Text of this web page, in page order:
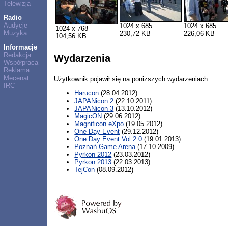
Telewizja
Radio
Audycje
Muzyka
Informacje
Redakcja
Współpraca
Reklama
Mecenat
IRC
1024 x 768
104,56 KB
1024 x 685
230,72 KB
1024 x 685
226,06 KB
Wydarzenia
Użytkownik pojawił się na poniższych wydarzeniach:
Harucon (28.04.2012)
JAPANicon 2 (22.10.2011)
JAPANicon 3 (13.10.2012)
MagicON (29.06.2012)
Magnificon eXpo (19.05.2012)
One Day Event (29.12.2012)
One Day Event Vol.2.0 (19.01.2013)
Poznań Game Arena(17.10.2009)
Pyrkon 2012 (23.03.2012)
Pyrkon 2013 (22.03.2013)
TejCon (08.09.2012)